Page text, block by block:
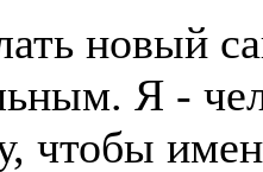
новый
Я -
чтобы